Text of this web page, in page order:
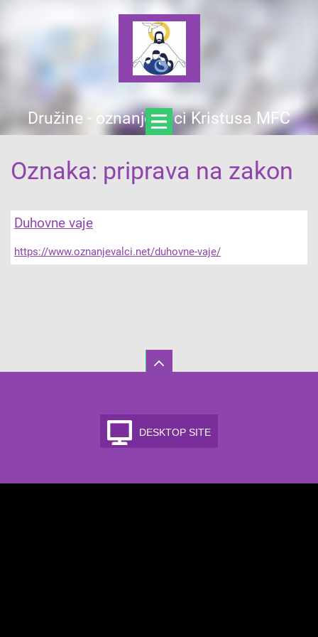
Družine - oznanjevalci Kristusa MFC
Oznaka: priprava na zakon
Duhovne vaje
https://www.oznanjevalci.net/duhovne-vaje/
DESKTOP SITE